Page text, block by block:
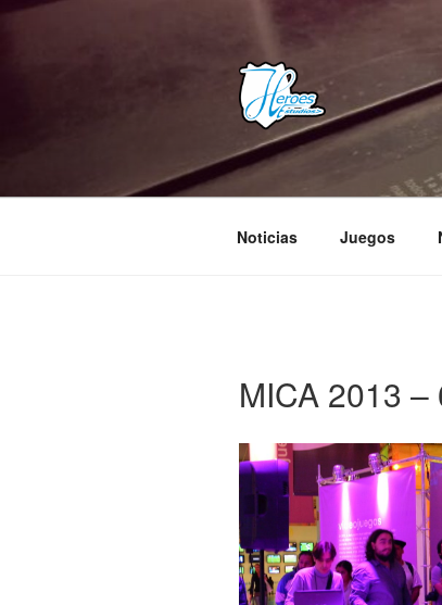
Saltar
HEROES
– Comunidad Creativa –
Noticias Juegos
MICA 2013 –